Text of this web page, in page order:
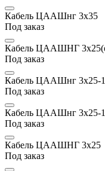
Кабель ЦААШнг 3х35
Под заказ
Кабель ЦААШНГ
Под заказ
Кабель ЦААШнг 3х25-1
Под заказ
Кабель ЦААШнг 3х25-
Под заказ
Кабель ЦААШНГ 3х25
Под заказ